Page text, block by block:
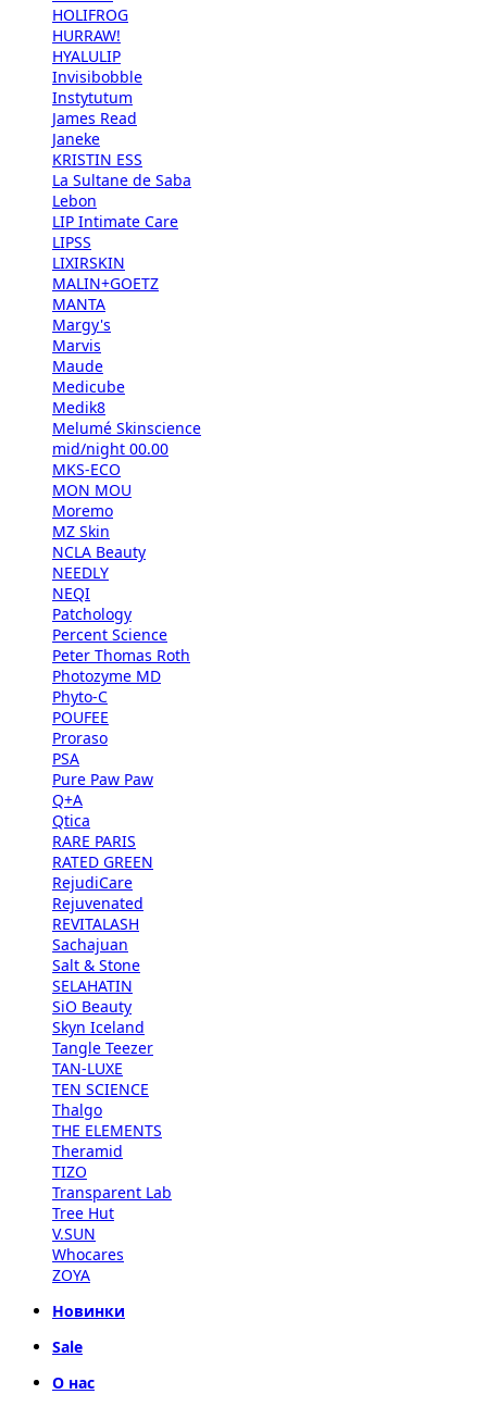
HOLIFROG
HURRAW!
HYALULIP
Invisibobble
Instytutum
James Read
Janeke
KRISTIN ESS
La Sultane de Saba
Lebon
LIP Intimate Care
LIPSS
LIXIRSKIN
MALIN+GOETZ
MANTA
Margy's
Marvis
Maude
Medicube
Medik8
Melumé Skinscience
mid/night 00.00
MKS-ECO
MON MOU
Moremo
MZ Skin
NCLA Beauty
NEEDLY
NEQI
Patchology
Percent Science
Peter Thomas Roth
Photozyme MD
Phyto-C
POUFEE
Proraso
PSA
Pure Paw Paw
Q+A
Qtica
RARE PARIS
RATED GREEN
RejudiCare
Rejuvenated
REVITALASH
Sachajuan
Salt & Stone
SELAHATIN
SiO Beauty
Skyn Iceland
Tangle Teezer
TAN-LUXE
TEN SCIENCE
Thalgo
THE ELEMENTS
Theramid
TIZO
Transparent Lab
Tree Hut
V.SUN
Whocares
ZOYA
Новинки
Sale
О нас